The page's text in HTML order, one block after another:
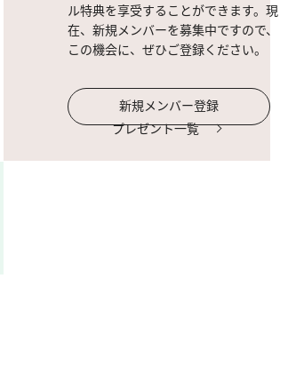
ル特典を享受することができます。現
在、新規メンバーを募集中ですので、
この機会に、ぜひご登録ください。
新規メンバー登録
プレゼント一覧